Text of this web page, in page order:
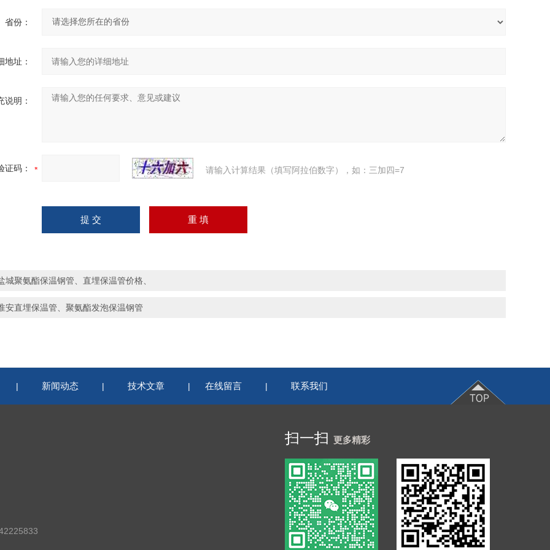
省份：
地址：
说明：
证码： 请输入计算结果（填写阿拉伯数字），如：三加四=7
城聚氨酯保温钢管、直埋保温管价格、
安直埋保温管、聚氨酯发泡保温钢管
| 新闻动态 | 技术文章 | 在线留言 | 联系我们
扫一扫 更多精彩